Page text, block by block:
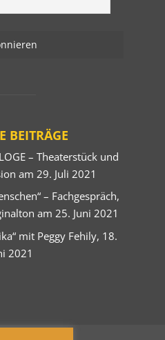
BEITRÄGE
– Theaterstück und
am 29. Juli 2021
– Fachgespräch,
am 25. Juni 2021
mit Peggy Fehily, 18.
2021